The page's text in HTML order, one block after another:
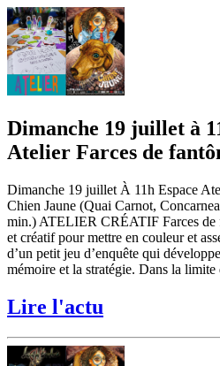
Dimanche 19 juillet à
Atelier Farces de
Dimanche 19 juillet À 11h Espace
Chien Jaune (Quai Carnot,
min.) ATELIER CRÉATIF Farces de
et créatif pour mettre en couleur et
d’un petit jeu d’enquête qui
mémoire et la stratégie. Dans la
Lire l'actu